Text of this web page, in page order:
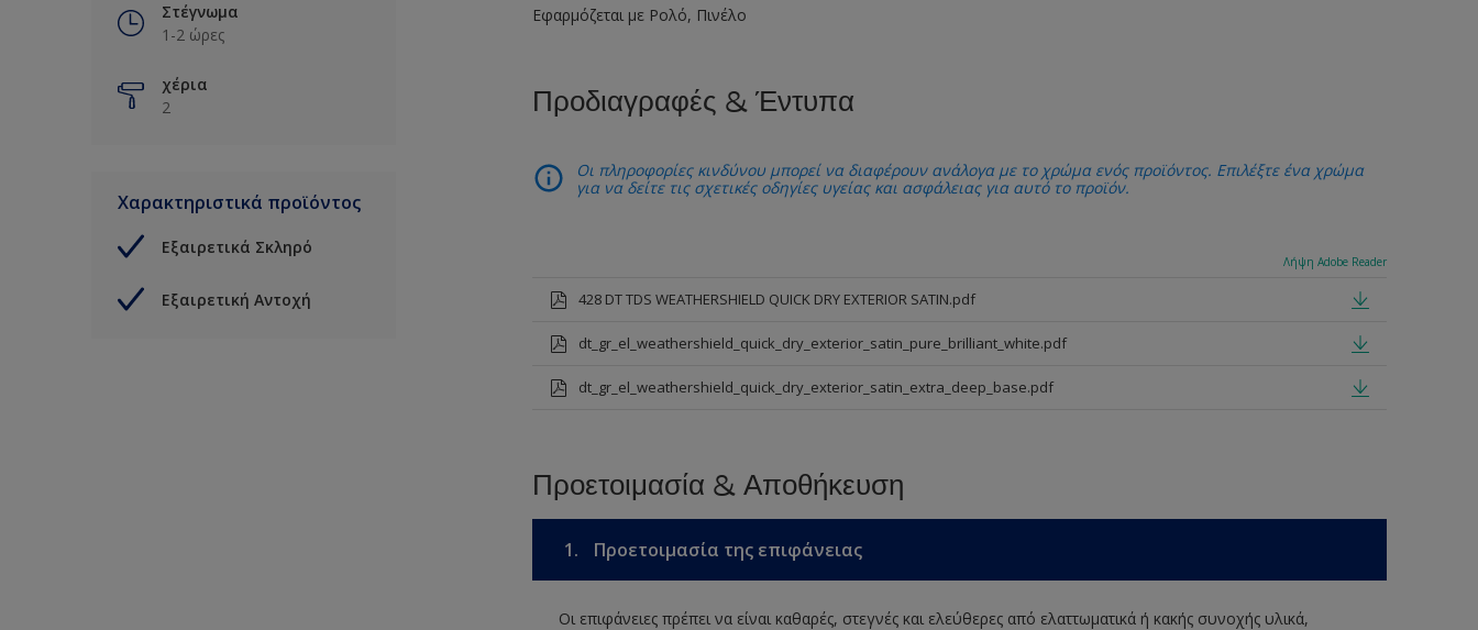
Στέγνωμα
1-2 ώρες
χέρια
2
Χαρακτηριστικά προϊόντος
Εξαιρετικά Σκληρό
Εξαιρετική Αντοχή
Εφαρμόζεται με Ρολό, Πινέλο
Προδιαγραφές & Έντυπα
Οι πληροφορίες κινδύνου μπορεί να διαφέρουν ανάλογα με το χρώμα ενός προϊόντος. Επιλέξτε ένα χρώμα
για να δείτε τις σχετικές οδηγίες υγείας και ασφάλειας για αυτό το προϊόν.
Λήψη Adobe Reader
428 DT TDS WEATHERSHIELD QUICK DRY EXTERIOR SATIN.pdf
dt_gr_el_weathershield_quick_dry_exterior_satin_pure_brilliant_white.pdf
dt_gr_el_weathershield_quick_dry_exterior_satin_extra_deep_base.pdf
Προετοιμασία & Αποθήκευση
1. Προετοιμασία της επιφάνειας
Οι επιφάνειες πρέπει να είναι καθαρές, στεγνές και ελεύθερες από ελαττωματικά ή κακής συνοχής υλικά,